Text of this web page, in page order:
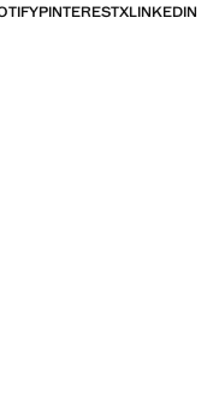
PINTERESTXLINKEDIN